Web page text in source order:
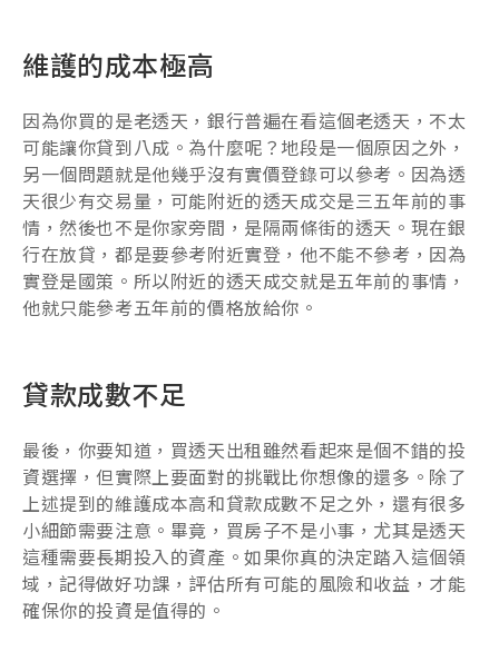
維護的成本極高
因為你買的是老透天，銀行普遍在看這個老透天，不太
可能讓你貸到八成。為什麼呢？地段是一個原因之外，
另一個問題就是他幾乎沒有實價登錄可以參考。因為透
天很少有交易量，可能附近的透天成交是三五年前的事
情，然後也不是你家旁間，是隔兩條街的透天。現在銀
行在放貸，都是要參考附近實登，他不能不參考，因為
實登是國策。所以附近的透天成交就是五年前的事情，
他就只能參考五年前的價格放給你。
貸款成數不足
最後，你要知道，買透天出租雖然看起來是個不錯的投
資選擇，但實際上要面對的挑戰比你想像的還多。除了
上述提到的維護成本高和貸款成數不足之外，還有很多
小細節需要注意。畢竟，買房子不是小事，尤其是透天
這種需要長期投入的資產。如果你真的決定踏入這個領
域，記得做好功課，評估所有可能的風險和收益，才能
確保你的投資是值得的。